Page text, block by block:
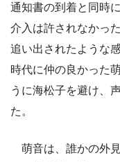
通知書の到着と同時
介入は許されなかっ
追い出されたような
時代に仲の良かった
うに海松子を避け、
た。
萌音は、誰かの外